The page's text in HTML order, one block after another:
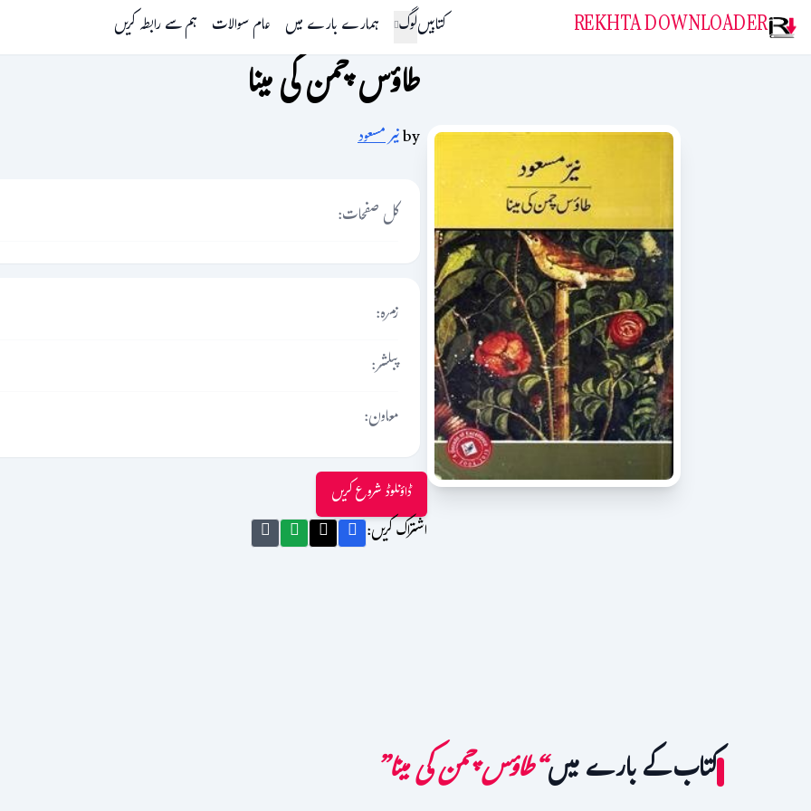
REKHTA DOWNLOADER کتابیںلوگ ہمارے بارے میں عام سوالات ہم سے رابطہ کریں
طاؤس چمن کی مینا
byنیر مسعود
کل صفحات:
زمرہ:
پبلشر:
معاون:
ڈاؤنلوڈ شروع کریں
اشتراک کریں:
کتاب کے بارے میں“طاؤس چمن کی مینا”